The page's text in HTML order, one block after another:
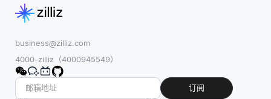
business@zilliz.com
4000-zilliz（4000945549）
订阅